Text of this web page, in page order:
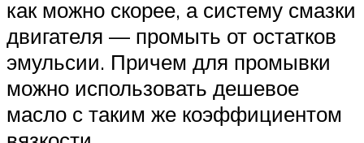
как можно скорее, а систему смазки
двигателя — промыть от остатков
эмульсии. Причем для промывки
можно использовать дешевое
масло с таким же коэффициентом